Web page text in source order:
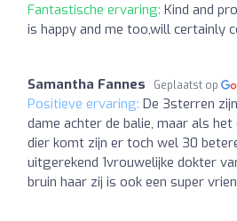
Fantastische ervaring: Kind and
is happy and me too,will certainly
Samantha Fannes Geplaatst op
Positieve ervaring: De 3sterren
dame achter de balie, maar als
dier komt zijn er toch wel 30
uitgerekend 1vrouwelijke dokter
bruin haar zij is ook een super